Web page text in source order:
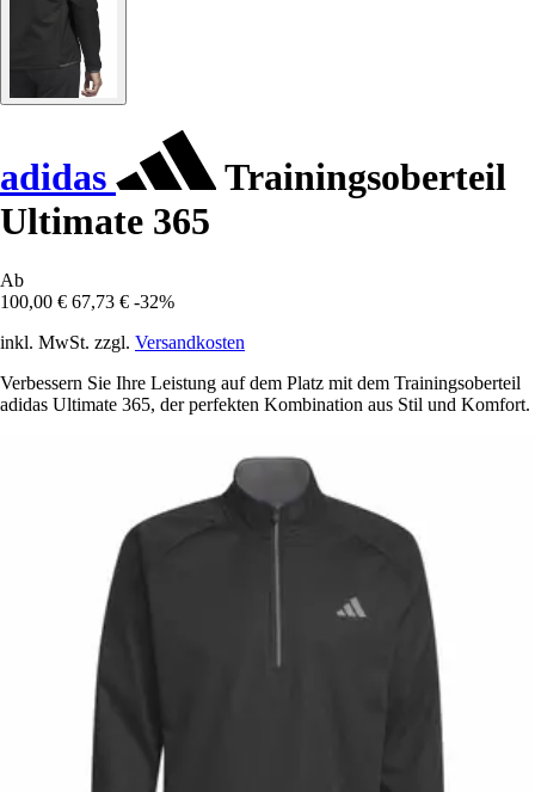
adidas
Trainingsoberteil
Ultimate 365
Ab
100,00 € 67,73 € -32%
inkl. MwSt. zzgl. Versandkosten
Verbessern Sie Ihre Leistung auf dem Platz mit dem Trainingsoberteil
adidas Ultimate 365, der perfekten Kombination aus Stil und Komfort.